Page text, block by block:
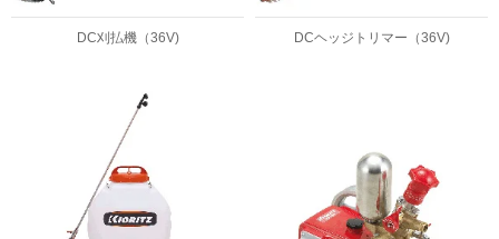
DC刈払機（36V) DCヘッジトリマー（36V)